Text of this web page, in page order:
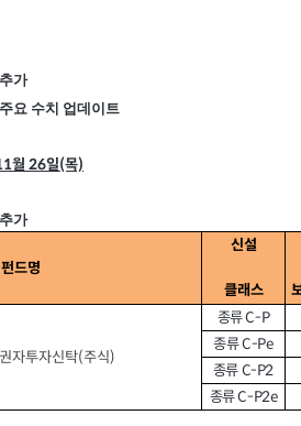
가
요 수치 업데이트
월 26일(목)
가
펀드명
신설
클래스
자투자신탁(주식)
종류 C-P
종류 C-Pe
종류 C-P2
종류 C-P2e